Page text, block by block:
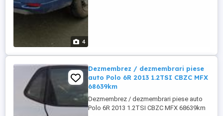
4
Dezmembrez / dezmembrari piese
auto Polo 6R 2013 1.2TSI CBZC MFX
68639km
Dezmembrez / dezmembrari piese auto
Polo 6R 2013 1.2TSI CBZC MFX 68639km